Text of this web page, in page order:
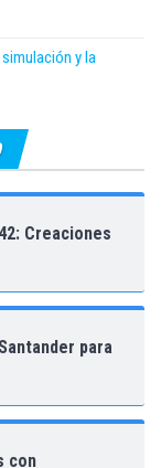
y la
Creaciones
para
con